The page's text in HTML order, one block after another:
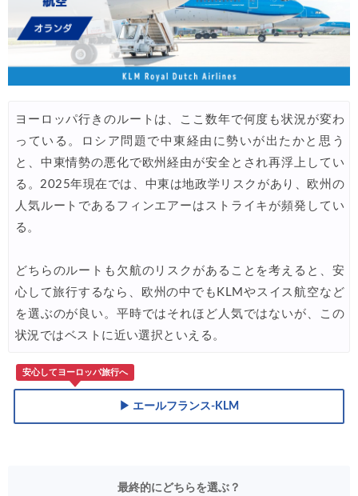
ヨーロッパ行きのルートは、ここ数年で何度も状況が変わ
っている。ロシア問題で中東経由に勢いが出たかと思う
と、中東情勢の悪化で欧州経由が安全とされ再浮上してい
る。2025年現在では、中東は地政学リスクがあり、欧州の
人気ルートであるフィンエアーはストライキが頻発してい
る。
どちらのルートも欠航のリスクがあることを考えると、安
心して旅行するなら、欧州の中でもKLMやスイス航空など
を選ぶのが良い。平時ではそれほど人気ではないが、この
状況ではベストに近い選択といえる。
安心してヨーロッパ旅行へ
▶ エールフランス-KLM
最終的にどちらを選ぶ？